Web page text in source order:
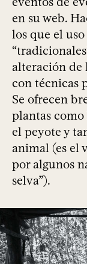
en su web.
los que el
alteración de
con técnicas
Se ofrecen
plantas como
el peyote y
animal (es el
por algunos
selva”).